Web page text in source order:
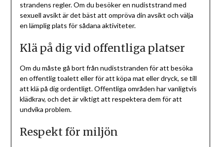
strandens regler. Om du besöker en nudiststrand med
sexuell avsikt är det bäst att ompröva din avsikt och välja
en lämplig plats för sådana aktiviteter.
Klä på dig vid offentliga platser
Om du måste gå bort från nudiststranden för att besöka
en offentlig toalett eller för att köpa mat eller dryck, se till
att klä på dig ordentligt. Offentliga områden har vanligtvis
klädkrav, och det är viktigt att respektera dem för att
undvika problem.
Respekt för miljön